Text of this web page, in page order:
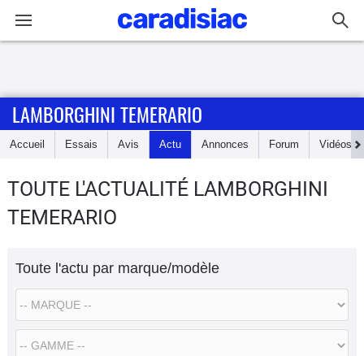
Accueil
Essais
Electriques
Utilitaires
LAMBORGHINI TEMERARIO
Accueil Essais Avis Actu Annonces Forum Vidéos
TOUTE L'ACTUALITÉ LAMBORGHINI
TEMERARIO
Toute l'actu par marque/modèle